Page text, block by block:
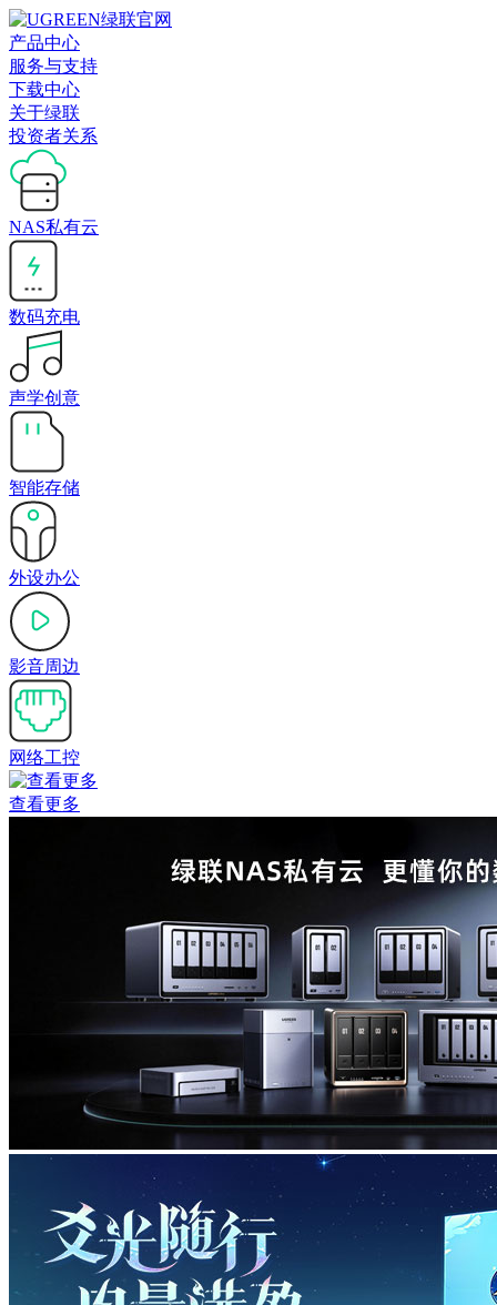
产品中心
服务与支持
下载中心
关于绿联
投资者关系
NAS私有云
数码充电
声学创意
智能存储
外设办公
影音周边
网络工控
查看更多